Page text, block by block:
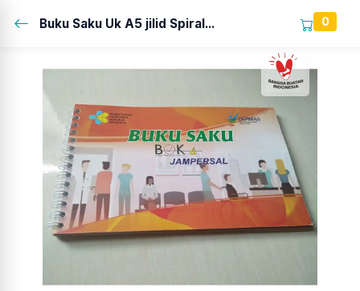
Buku Saku Uk A5 jilid Spiral... 0